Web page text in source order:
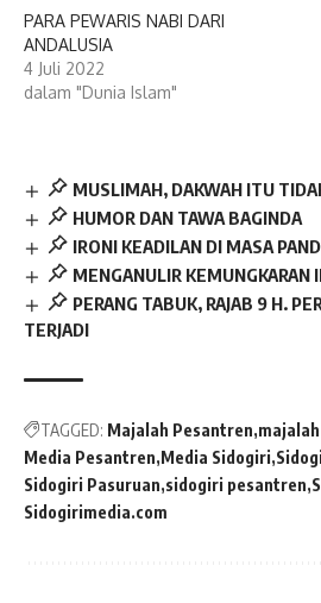
PARA PEWARIS NABI DARI
ANDALUSIA
4 Juli 2022
dalam "Dunia Islam"
MUSLIMAH, DAKWAH ITU
HUMOR DAN TAWA BAGINDA
IRONI KEADILAN DI MASA
MENGANULIR KEMUNGKARAN
PERANG TABUK, RAJAB 9 H.
TERJADI
TAGGED: Majalah Pesantren
Media Pesantren Media Sidogiri
Sidogiri Pasuruan sidogiri pesantren
Sidogirimedia.com